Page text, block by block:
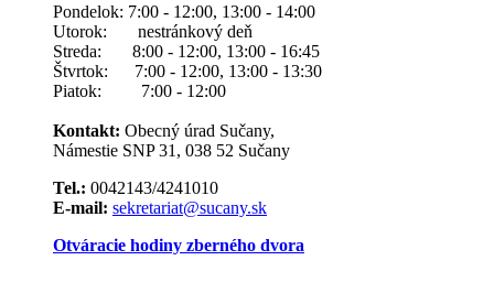
Pondelok: 7:00 - 12:00, 13:00 - 14:00
Utorok: nestránkový deň
Streda: 8:00 - 12:00, 13:00 - 16:45
Štvrtok: 7:00 - 12:00, 13:00 - 13:30
Piatok: 7:00 - 12:00
Kontakt: Obecný úrad Sučany,
Námestie SNP 31, 038 52 Sučany
Tel.: 0042143/4241010
E-mail: sekretariat@sucany.sk
Otváracie hodiny zberného dvora